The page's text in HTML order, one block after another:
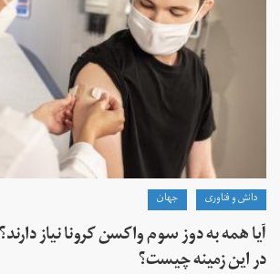
دانش و فناوری جهان
آیا همه به دوز سوم واکسن کرونا نیاز
در این زمینه چیست؟